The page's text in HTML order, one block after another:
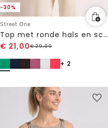
-30%
Street One
Top met ronde hals en schouderdetails
€ 21,00€29,99
+ 2